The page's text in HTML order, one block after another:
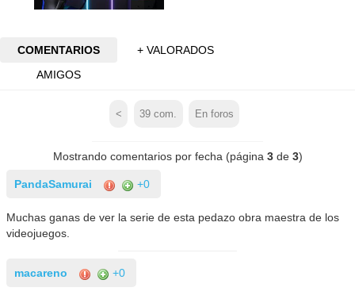
COMENTARIOS
+ VALORADOS
AMIGOS
< 39 com. En foros
Mostrando comentarios por fecha (página 3de 3)
PandaSamurai +0
Muchas ganas de ver la serie de esta pedazo obra maestra de los
videojuegos.
macareno +0